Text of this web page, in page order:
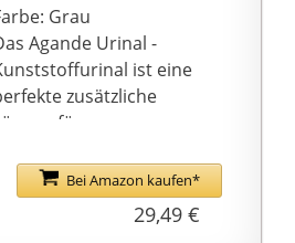
Grau
Agande Urinal -
ist eine
zusätzliche
für
Baustellentoiletten,
Gartentoiletten,
Campingtoiletten und
Bei Amazon kaufen*
29,49 €